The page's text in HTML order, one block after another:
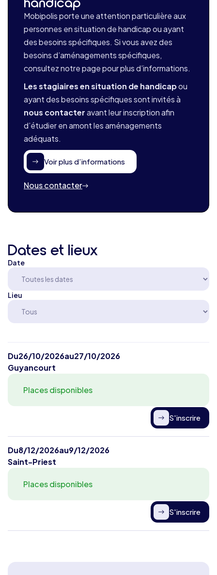
Mobipolis porte une attention particulière aux
personnes en situation de handicap ou ayant
des besoins spécifiques. Si vous avez des
besoins d’aménagements spécifiques,
consultez notre page pour plus d’informations.
Les stagiaires en situation de handicapou
ayant des besoins spécifiques sont invités à
nous contacteravant leur inscription afin
d’étudier en amont les aménagements
adéquats.
Voir plus d’informations
Nous contacter
Dates et lieux
Date
Lieu
Du26/10/2026au27/10/2026
Guyancourt
Places disponibles
S'inscrire
Du8/12/2026au9/12/2026
Saint-Priest
Places disponibles
S'inscrire